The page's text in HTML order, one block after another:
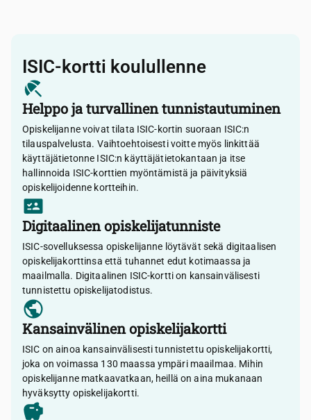
ISIC-kortti koulullenne
Helppo ja turvallinen tunnistautuminen
Opiskelijanne voivat tilata ISIC-kortin suoraan ISIC:n
tilauspalvelusta. Vaihtoehtoisesti voitte myös linkittää
käyttäjätietonne ISIC:n käyttäjätietokantaan ja itse
hallinnoida ISIC-korttien myöntämistä ja päivityksiä
opiskelijoidenne kortteihin.
Digitaalinen opiskelijatunniste
ISIC-sovelluksessa opiskelijanne löytävät sekä digitaalisen
opiskelijakorttinsa että tuhannet edut kotimaassa ja
maailmalla. Digitaalinen ISIC-kortti on kansainvälisesti
tunnistettu opiskelijatodistus.
Kansainvälinen opiskelijakortti
ISIC on ainoa kansainvälisesti tunnistettu opiskelijakortti,
joka on voimassa 130 maassa ympäri maailmaa. Mihin
opiskelijanne matkaavatkaan, heillä on aina mukanaan
hyväksytty opiskelijakortti.